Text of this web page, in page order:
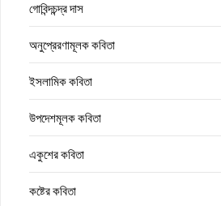
গোবিন্দচন্দ্র দাস
অনুপ্রেরণামূলক কবিতা
ইসলামিক কবিতা
উপদেশমূলক কবিতা
একুশের কবিতা
কষ্টের কবিতা